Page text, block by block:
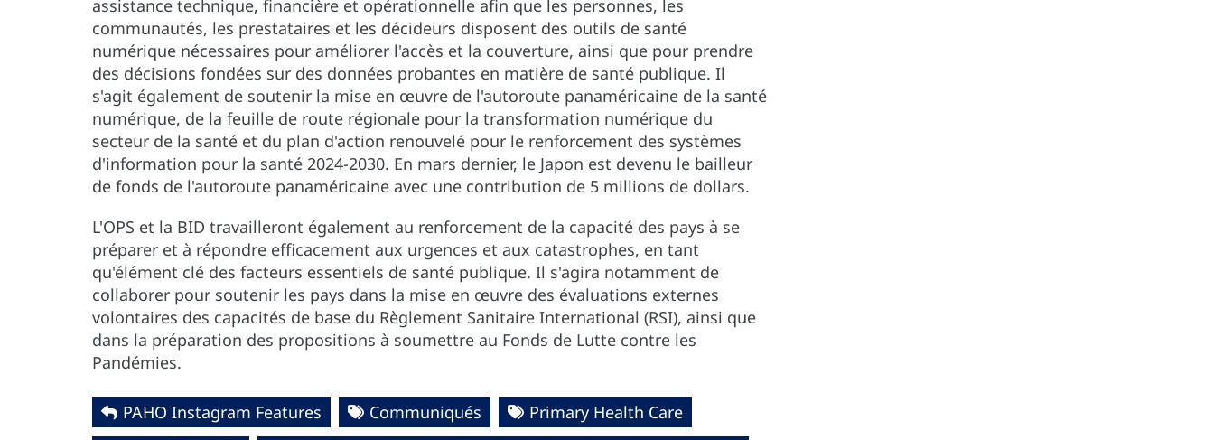
assistance technique, financière et opérationnelle afin que les personnes, les
communautés, les prestataires et les décideurs disposent des outils de santé
numérique nécessaires pour améliorer l'accès et la couverture, ainsi que pour prendre
des décisions fondées sur des données probantes en matière de santé publique. Il
s'agit également de soutenir la mise en œuvre de l'autoroute panaméricaine de la santé
numérique, de la feuille de route régionale pour la transformation numérique du
secteur de la santé et du plan d'action renouvelé pour le renforcement des systèmes
d'information pour la santé 2024-2030. En mars dernier, le Japon est devenu le bailleur
de fonds de l'autoroute panaméricaine avec une contribution de 5 millions de dollars.
L'OPS et la BID travailleront également au renforcement de la capacité des pays à se
préparer et à répondre efficacement aux urgences et aux catastrophes, en tant
qu'élément clé des facteurs essentiels de santé publique. Il s'agira notamment de
collaborer pour soutenir les pays dans la mise en œuvre des évaluations externes
volontaires des capacités de base du Règlement Sanitaire International (RSI), ainsi que
dans la préparation des propositions à soumettre au Fonds de Lutte contre les
Pandémies.
PAHO Instagram Features Communiqués
Primary Health Care